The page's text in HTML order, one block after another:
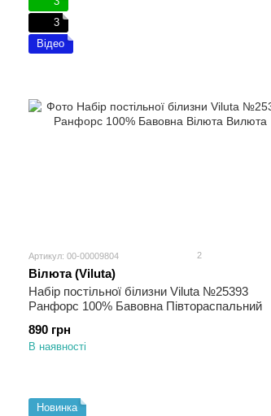
3
Відео
Артикул: 00-00009804 2
Вілюта (Viluta)
Набір постільної білизни Viluta №25393
Ранфорс 100% Бавовна Півтораспальний
890 грн
В наявності
Новинка